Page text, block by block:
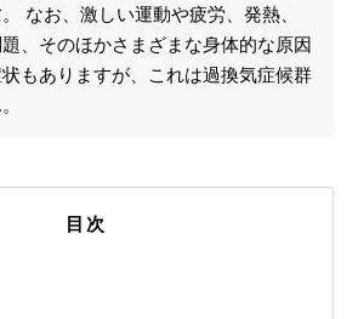
なお、激しい運動や疲労、発熱、
、そのほかさまざまな身体的な原因
もありますが、これは過換気症候群
目次